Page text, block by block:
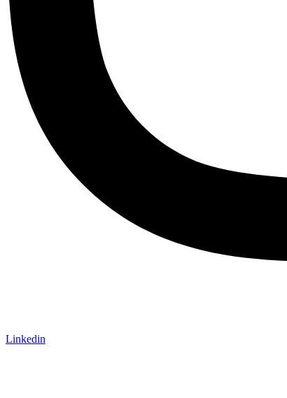
Linkedin